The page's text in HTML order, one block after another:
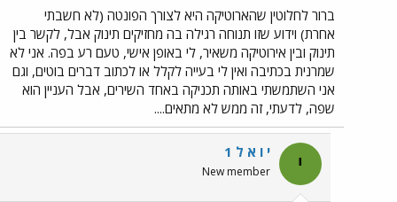
ברור לחלוטין שהארוטיקה היא לצורך הפונטה (לא חשבתי
אחרת) וידוע שזו תנוחה רגילה בה מחזיקים תינוק אבל, לקשר בין
תינוק ובין אירוטיקה משאיר, לי באופן אישי, טעם רע בפה. אני לא
שמרנית בכתיבה ואין לי בעייה לקלל או לכתוב דברים בוטים, וגם
אני השתמשתי באותה תכניקה באחד השירים, אבל העניין הוא
שפה, לדעתי, זה ממש לא מתאים....
י י ו א ל 1
New member